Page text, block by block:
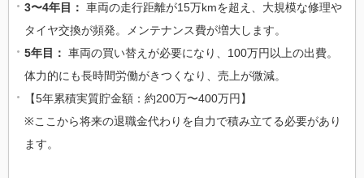
3〜4年目： 車両の走行距離が15万kmを超え、大規模な修理や
タイヤ交換が頻発。メンテナンス費が増大します。
5年目： 車両の買い替えが必要になり、100万円以上の出費。
体力的にも長時間労働がきつくなり、売上が微減。
【5年累積実質貯金額：約200万〜400万円】
※ここから将来の退職金代わりを自力で積み立てる必要があり
ます。